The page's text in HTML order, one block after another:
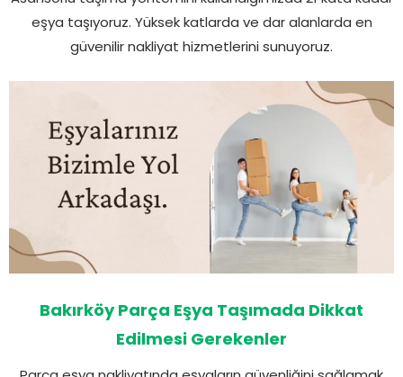
eşya taşıyoruz. Yüksek katlarda ve dar alanlarda en
güvenilir nakliyat hizmetlerini sunuyoruz.
Bakırköy Parça Eşya Taşımada Dikkat
Edilmesi Gerekenler